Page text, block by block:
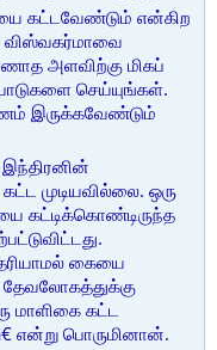
கட்டவேண்டும் என்கிற
விஸ்வகர்மாவை
அளவிற்கு மிகப்
செய்யுங்கள்.
இருக்கவேண்டும்
முடியவில்லை. ஒரு
கட்டிக்கொண்டிருந்த
கையை
மாளிகை கட்ட
என்று பொருமினான்.